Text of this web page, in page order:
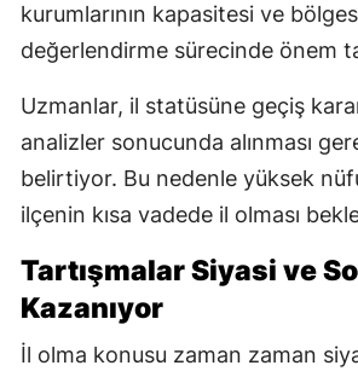
kurumlarının kapasitesi ve
değerlendirme sürecinde önem
Uzmanlar, il statüsüne geçiş
analizler sonucunda alınması
belirtiyor. Bu nedenle yüksek
ilçenin kısa vadede il olması
Tartışmalar Siyasi ve
Kazanıyor
İl olma konusu zaman zaman